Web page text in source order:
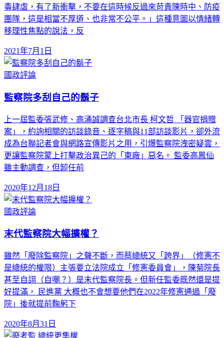
毒肆虐，有了新衝擊，不要在這時候反過來苛責陳時中、防疫
團隊，這是相當不厚道、也非常不公平。」這種意圖以情緒轉
移理性焦點的說法，反
2021年7月1日
國政評論
監察院多刮自己的鬍子
上一屆監委張武修、高涌誠調查台北市長 柯文哲 「器官捐贈
案」，約詢相關的訪談錄音、逐字稿與11部訪談影片，卻外流
成為台聯記者會與網路宣傳影片之用，引爆監察院洩密疑雲，
更讓監察院蒙上打擊政治異己的「東廠」惡名。 監委高鳳仙
雖主動調查，但卸任前
2020年12月18日
國政評論
末代監察院大幅擴權？
雖然「廢除監察院」之聲不斷，而蔡總統又「跨界」（修憲不
是總統的權限）主張要立法院成立「修憲委員會」，陳菊院長
甚至自詡（自嘲？）是末代監察院長。但新任監委既然還是提
好提滿， 民進黨 大概也不會想要他們在2022年修憲通過「廢
院」後就提前鞠躬下
2020年8月31日